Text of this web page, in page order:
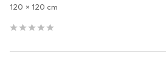
120 x 120 cm